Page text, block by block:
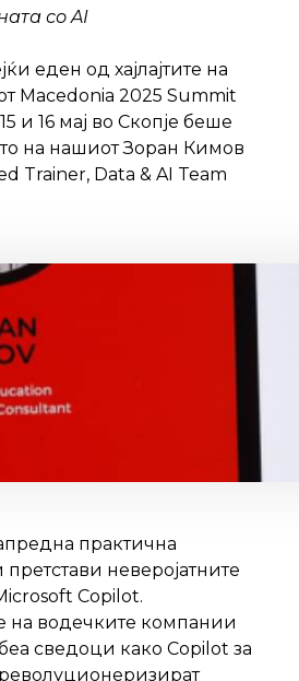
со AI
еден од хајлајтите на
Macedonia 2025 Summit
и 16 мај во Скопје беше
на нашиот Зоран Кимов
Trainer, Data & AI Team
практична
претстави неверојатните
Copilot.
на водечките компании
сведоци како Copilot за